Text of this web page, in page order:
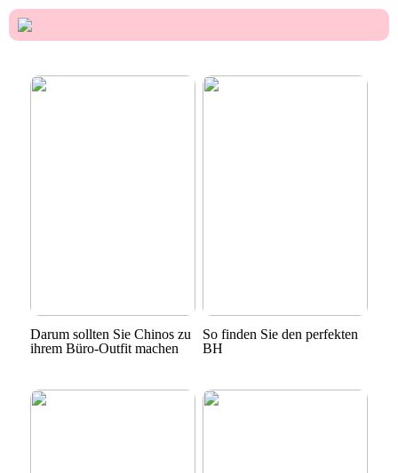
Darum sollten Sie Chinos zu
ihrem Büro-Outfit machen
So finden Sie den perfekten
BH